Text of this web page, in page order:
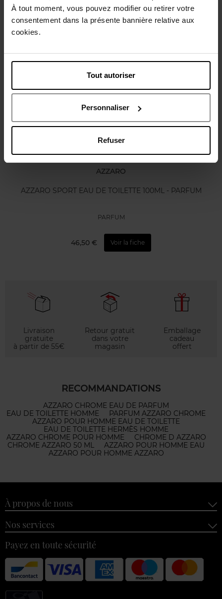
À tout moment, vous pouvez modifier ou retirer votre
consentement dans la présente bannière relative aux
cookies.
Tout autoriser
Personnaliser
Refuser
Caractéristiques
Vous aimerez peut-être
AZZARO
AZZARO SPORT EAU DE TOILETTE 100ML - PARFUM
PARFUM
46,50 € Voir la fiche
Livraison
gratuite
à partir de 55€
Retour gratuit
dans votre
magasin
Emballage
cadeau
offert
RECOMMANDATIONS
AZZARO CHROME EAU DE PARFUM
EAU DE TOILETTE HOMME
PARFUM AZZARO CHROME
AZZARO POUR HOMME EAU DE TOILETTE
EAU DE TOILETTE HERMÈS HOMME
AZZARO CHROME POUR HOMME
CHROME D AZZARO
CHROME AZZARO 50 ML
AZZARO POUR HOMME EAU
AZZARO POUR HOMME AZZARO
À propos de nous
Nos services
Payez en toute sécurité